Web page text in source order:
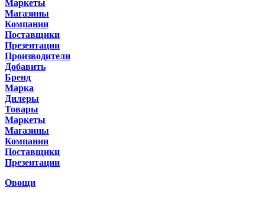
Маркеты
Магазины
Компании
Поставщики
Презентации
Производители
Добавить
Бренд
Марка
Дилеры
Товары
Маркеты
Магазины
Компании
Поставщики
Презентации
Овощи